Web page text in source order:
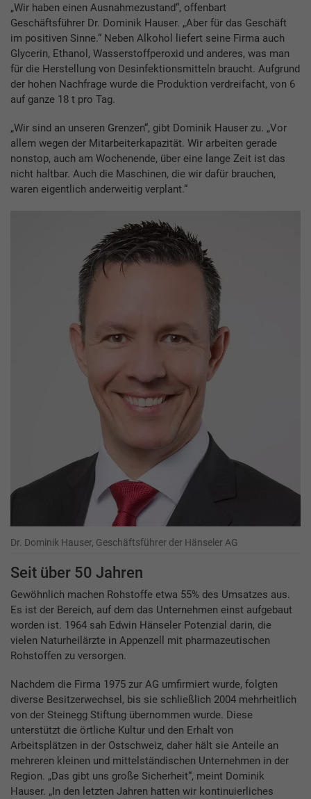
„Wir haben einen Ausnahmezustand“, offenbart
Geschäftsführer Dr. Dominik Hauser. „Aber für das Geschäft
im positiven Sinne.“ Neben Alkohol liefert seine Firma auch
Glycerin, Ethanol, Wasserstoffperoxid und anderes, was man
für die Herstellung von Desinfektionsmitteln braucht. Aufgrund
der hohen Nachfrage wurde die Produktion verdreifacht, von 6
auf ganze 18 t pro Tag.
„Wir sind an unseren Grenzen“, gibt Dominik Hauser zu. „Vor
allem wegen der Mitarbeiterkapazität. Wir arbeiten gerade
nonstop, auch am Wochenende, über eine lange Zeit ist das
nicht haltbar. Auch die Maschinen, die wir dafür brauchen,
waren eigentlich anderweitig verplant.“
Dr. Dominik Hauser, Geschäftsführer der Hänseler AG
Seit über 50 Jahren
Gewöhnlich machen Rohstoffe etwa 55% des Umsatzes aus.
Es ist der Bereich, auf dem das Unternehmen einst aufgebaut
worden ist. 1964 sah Edwin Hänseler Potenzial darin, die
vielen Naturheilärzte in Appenzell mit pharmazeutischen
Rohstoffen zu versorgen.
Nachdem die Firma 1975 zur AG umfirmiert wurde, folgten
diverse Besitzerwechsel, bis sie schließlich 2004 mehrheitlich
von der Steinegg Stiftung übernommen wurde. Diese
unterstützt die örtliche Kultur und den Erhalt von
Arbeitsplätzen in der Ostschweiz, daher hält sie Anteile an
mehreren kleinen und mittelständischen Unternehmen in der
Region. „Das gibt uns große Sicherheit“, meint Dominik
Hauser. „In den letzten Jahren hatten wir kontinuierliches